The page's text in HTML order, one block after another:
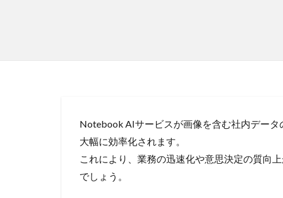
Notebook AIサービスが画像を含む社内デー
大幅に効率化されます。
これにより、業務の迅速化や意思決定の質向
でしょう。